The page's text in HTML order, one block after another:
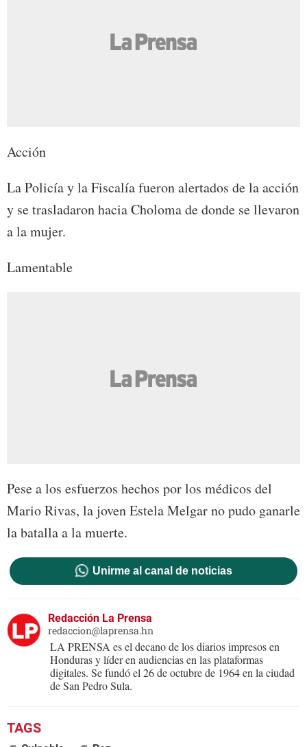
Acción
La Policía y la Fiscalía fueron alertados de la acción
y se trasladaron hacia Choloma de donde se llevaron
a la mujer.
Lamentable
Pese a los esfuerzos hechos por los médicos del
Mario Rivas, la joven Estela Melgar no pudo ganarle
la batalla a la muerte.
Unirme al canal de noticias
Redacción La Prensa
redaccion@laprensa.hn
LA PRENSA es el decano de los diarios impresos en
Honduras y líder en audiencias en las plataformas
digitales. Se fundó el 26 de octubre de 1964 en la ciudad
de San Pedro Sula.